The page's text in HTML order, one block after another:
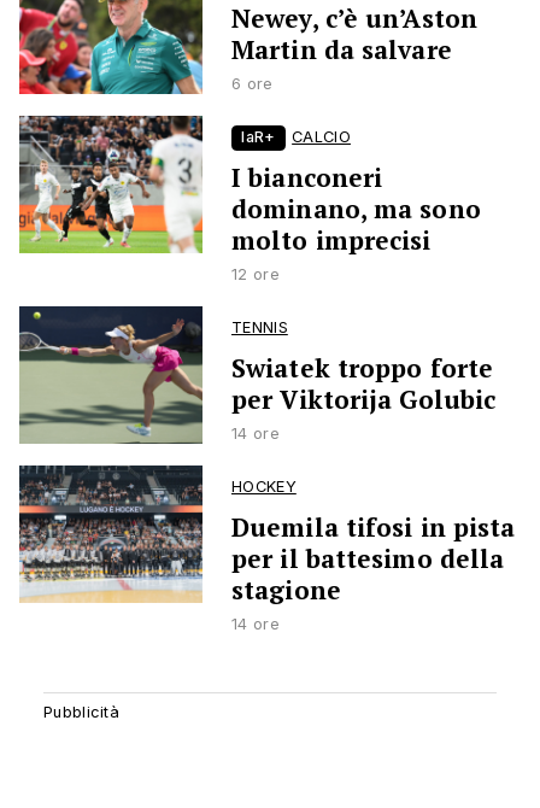
Newey, c’è un’Aston
Martin da salvare
6 ore
laR+ CALCIO
I bianconeri
dominano, ma sono
molto imprecisi
12 ore
TENNIS
Swiatek troppo forte
per Viktorija Golubic
14 ore
HOCKEY
Duemila tifosi in pista
per il battesimo della
stagione
14 ore